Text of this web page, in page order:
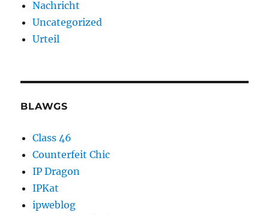
Nachricht
Uncategorized
Urteil
BLAWGS
Class 46
Counterfeit Chic
IP Dragon
IPKat
ipweblog